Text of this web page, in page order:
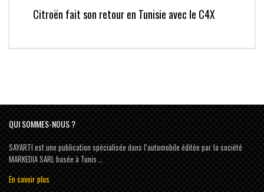
Citroën fait son retour en Tunisie avec le C4X
QUI SOMMES-NOUS ?
SAYARTI est une publication spécialisée dans l’automobile éditée par la société
MARKEDIA SARL basée à Tunis …
En savoir plus